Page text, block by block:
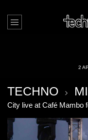
2
TECHNO
City live at Café Mambo